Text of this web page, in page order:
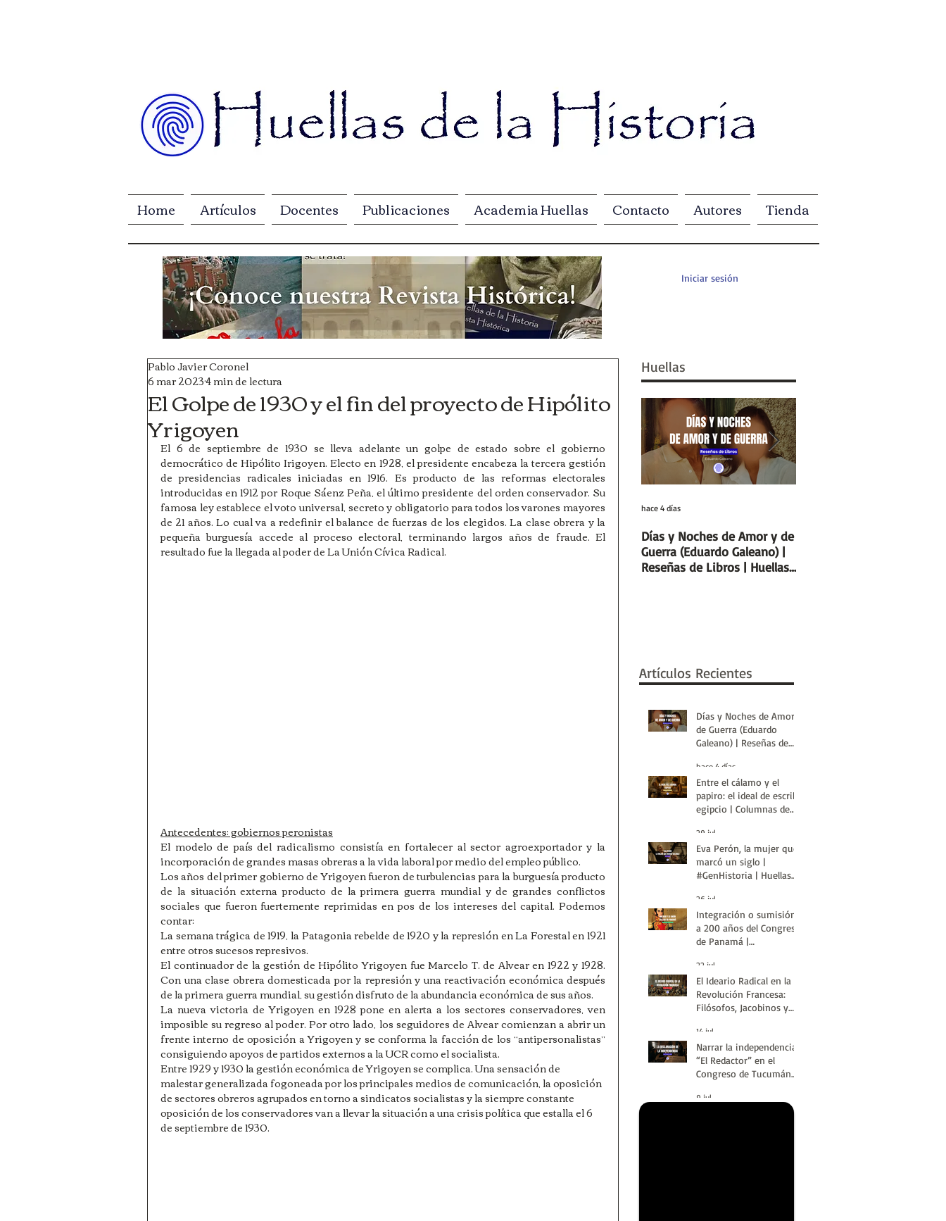
Home Artículos Docentes Publicaciones Academia Huellas Contacto Autores Tienda
Iniciar sesión
El Golpe de 1930 y el fin del proyecto de Hipólito
Yrigoyen
Pablo Javier Coronel
6 mar 20234 min de lectura
El 6 de septiembre de 1930 se lleva adelante un golpe de estado sobre el gobierno
democrático de Hipólito Irigoyen. Electo en 1928, el presidente encabeza la tercera gestión
de presidencias radicales iniciadas en 1916. Es producto de las reformas electorales
introducidas en 1912 por Roque Sáenz Peña, el último presidente del orden conservador. Su
famosa ley establece el voto universal, secreto y obligatorio para todos los varones mayores
de 21 años. Lo cual va a redefinir el balance de fuerzas de los elegidos. La clase obrera y la
pequeña burguesía accede al proceso electoral, terminando largos años de fraude. El
resultado fue la llegada al poder de La Unión Cívica Radical.
Antecedentes: gobiernos peronistas
El modelo de país del radicalismo consistía en fortalecer al sector agroexportador y la
incorporación de grandes masas obreras a la vida laboral por medio del empleo público.
Los años del primer gobierno de Yrigoyen fueron de turbulencias para la burguesía producto
de la situación externa producto de la primera guerra mundial y de grandes conflictos
sociales que fueron fuertemente reprimidas en pos de los intereses del capital. Podemos
contar:
La semana trágica de 1919, la Patagonia rebelde de 1920 y la represión en La Forestal en 1921
entre otros sucesos represivos.
El continuador de la gestión de Hipólito Yrigoyen fue Marcelo T. de Alvear en 1922 y 1928.
Con una clase obrera domesticada por la represión y una reactivación económica después
de la primera guerra mundial, su gestión disfruto de la abundancia económica de sus años.
La nueva victoria de Yrigoyen en 1928 pone en alerta a los sectores conservadores, ven
imposible su regreso al poder. Por otro lado, los seguidores de Alvear comienzan a abrir un
frente interno de oposición a Yrigoyen y se conforma la facción de los “antipersonalistas”
consiguiendo apoyos de partidos externos a la UCR como el socialista.
Entre 1929 y 1930 la gestión económica de Yrigoyen se complica. Una sensación de
malestar generalizada fogoneada por los principales medios de comunicación, la oposición
de sectores obreros agrupados en torno a sindicatos socialistas y la siempre constante
oposición de los conservadores van a llevar la situación a una crisis política que estalla el 6
de septiembre de 1930.
Huellas
Días y Noches de Amor y de
Guerra (Eduardo Galeano) |
Reseñas de Libros | Huellas
hace 4 días
Artículos Recientes
Días y Noches de Amor y
de Guerra (Eduardo
Galeano) | Reseñas de
Historia
hace 4 días
Entre el cálamo y el
papiro: el ideal de escriba
egipcio | Columnas de
Historia
29 jul
Eva Perón, la mujer que
marcó un siglo |
#GenHistoria | Huellas
26 jul
Integración o sumisión:
a 200 años del Congreso
de Panamá |
as | Huellas de la
Historia
22 jul
El Ideario Radical en la
Revolución Francesa:
Filósofos, Jacobinos y
Historia
14 jul
Narrar la independencia:
“El Redactor” en el
Congreso de Tucumán
Huellas de la Historia
9 jul